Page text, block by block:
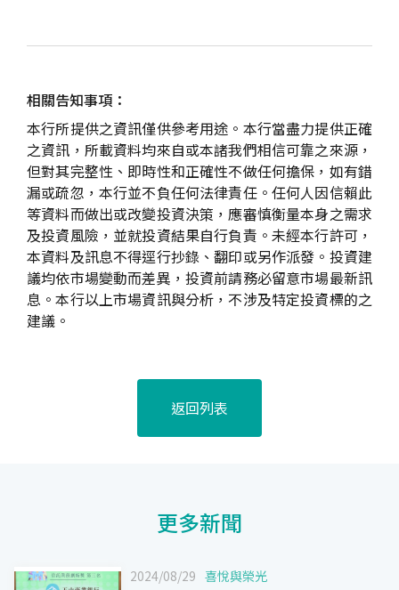
相關告知事項：
本行所提供之資訊僅供參考用途。本行當盡力提供正確
之資訊，所載資料均來自或本諸我們相信可靠之來源，
但對其完整性、即時性和正確性不做任何擔保，如有錯
漏或疏忽，本行並不負任何法律責任。任何人因信賴此
等資料而做出或改變投資決策，應審慎衡量本身之需求
及投資風險，並就投資結果自行負責。未經本行許可，
本資料及訊息不得逕行抄錄、翻印或另作派發。投資建
議均依市場變動而差異，投資前請務必留意市場最新訊
息。本行以上市場資訊與分析，不涉及特定投資標的之
建議。
返回列表
更多新聞
2024/08/29 喜悅與榮光